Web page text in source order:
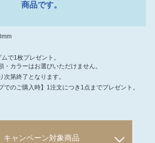
商品です。
で1枚プレゼント。
・カラーはお選びいただけません。
第終了となります。
のご購入時】1注文につき1点までプレゼント。
キャンペーン対象商品